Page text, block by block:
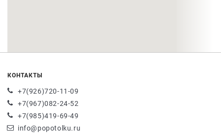
КОНТАКТЫ
+7(926)720-11-09
+7(967)082-24-52
+7(985)419-69-49
info@popotolku.ru